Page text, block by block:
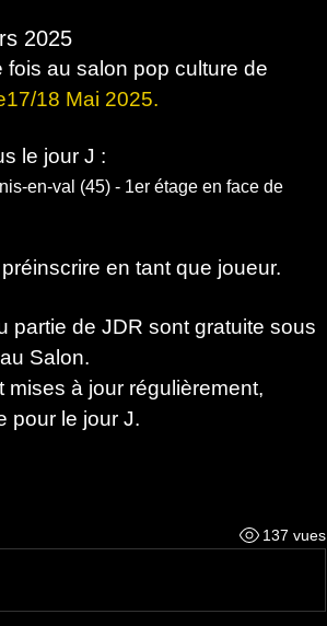
2025
au salon pop culture de
18 Mai 2025.
le jour J :
en-val (45) - 1er étage en face de
en tant que joueur.
partie de JDR sont gratuite sous
Salon.
à jour régulièrement,
pour le jour J.
137 vues